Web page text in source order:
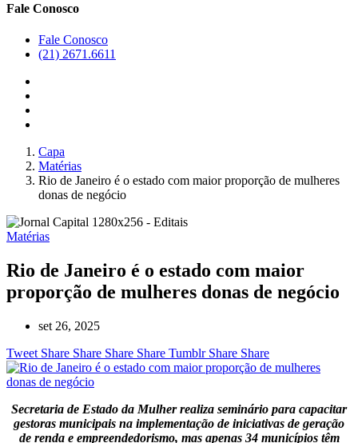
Fale Conosco
Fale Conosco
(21) 2671.6611
Capa
Matérias
Rio de Janeiro é o estado com maior proporção de mulheres
donas de negócio
Matérias
Rio de Janeiro é o estado com maior
proporção de mulheres donas de negócio
set 26, 2025
Tweet Share Share Share Share Tumblr Share Share
Secretaria de Estado da Mulher realiza seminário para capacitar
gestoras municipais na implementação de iniciativas de geração
de renda e empreendedorismo, mas apenas 34 municípios têm